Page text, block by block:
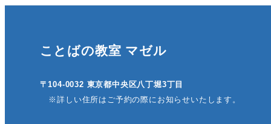
の
ー
ジ
ことばの教室 マゼル
〒104-0032 東京都中央区八丁堀3丁目
※詳しい住所はご予約の際にお知らせいたします。